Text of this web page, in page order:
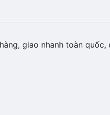
giao nhanh toàn